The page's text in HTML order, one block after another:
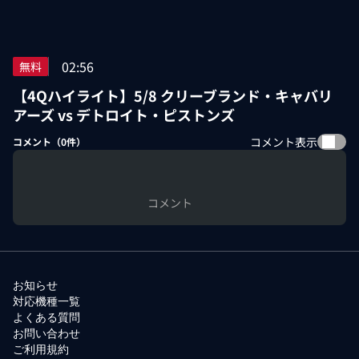
無料 02:56
【4Qハイライト】5/8 クリーブランド・キャバリ
アーズ vs デトロイト・ピストンズ
コメント（0件） コメント表示
コメント
お知らせ
対応機種一覧
よくある質問
お問い合わせ
ご利用規約